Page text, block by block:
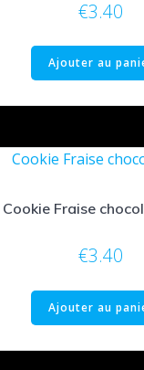
€3.40
Ajouter au
Cookie Fraise
€3.40
Ajouter au